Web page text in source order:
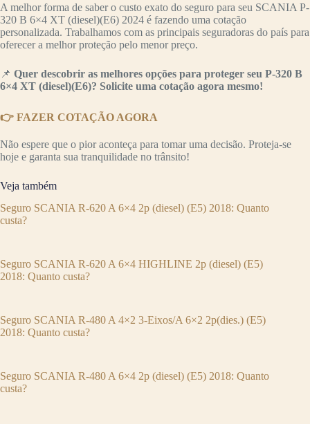
A melhor forma de saber o custo exato do seguro para seu SCANIA P-
320 B 6×4 XT (diesel)(E6) 2024 é fazendo uma cotação
personalizada. Trabalhamos com as principais seguradoras do país para
oferecer a melhor proteção pelo menor preço.
📌 Quer descobrir as melhores opções para proteger seu P-320 B
6×4 XT (diesel)(E6)? Solicite uma cotação agora mesmo!
👉 FAZER COTAÇÃO AGORA
Não espere que o pior aconteça para tomar uma decisão. Proteja-se
hoje e garanta sua tranquilidade no trânsito!
Veja também
Seguro SCANIA R-620 A 6×4 2p (diesel) (E5) 2018: Quanto
custa?
Seguro SCANIA R-620 A 6×4 HIGHLINE 2p (diesel) (E5)
2018: Quanto custa?
Seguro SCANIA R-480 A 4×2 3-Eixos/A 6×2 2p(dies.) (E5)
2018: Quanto custa?
Seguro SCANIA R-480 A 6×4 2p (diesel) (E5) 2018: Quanto
custa?